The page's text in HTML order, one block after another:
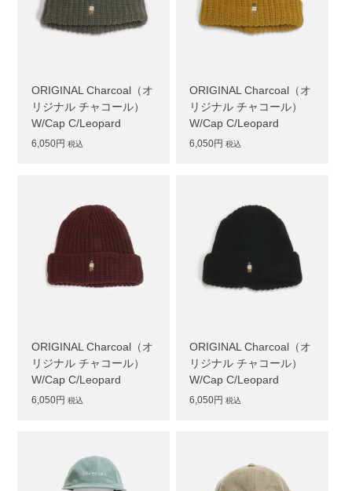
ORIGINAL Charcoal（オ
リジナル チャコール）
W/Cap C/Leopard
6,050円 税込
ORIGINAL Charcoal（オ
リジナル チャコール）
W/Cap C/Leopard
6,050円 税込
ORIGINAL Charcoal（オ
リジナル チャコール）
W/Cap C/Leopard
6,050円 税込
ORIGINAL Charcoal（オ
リジナル チャコール）
W/Cap C/Leopard
6,050円 税込